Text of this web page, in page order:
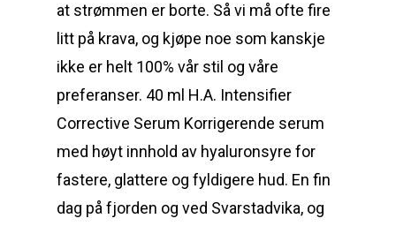
at strømmen er borte. Så vi må ofte fire
litt på krava, og kjøpe noe som kanskje
ikke er helt 100% vår stil og våre
preferanser. 40 ml H.A. Intensifier
Corrective Serum Korrigerende serum
med høyt innhold av hyaluronsyre for
fastere, glattere og fyldigere hud. En fin
dag på fjorden og ved Svarstadvika, og